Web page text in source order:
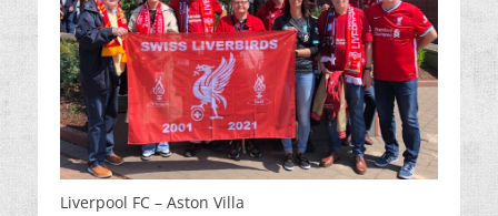
Liverpool FC – Aston Villa